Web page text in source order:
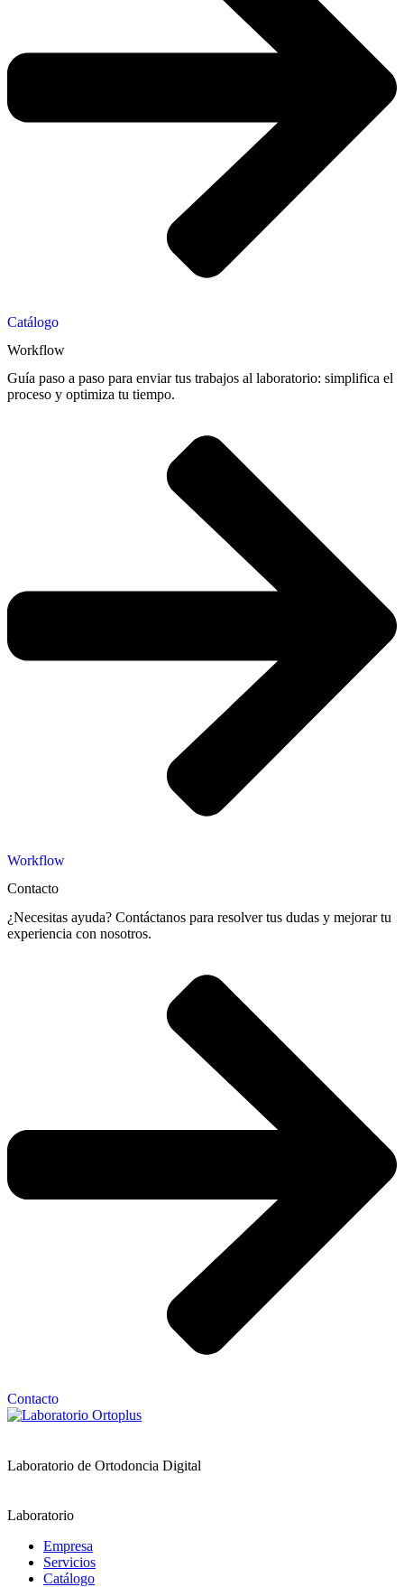
Catálogo
Workflow
Guía paso a paso para enviar tus trabajos al laboratorio: simplifica el
proceso y optimiza tu tiempo.
Workflow
Contacto
¿Necesitas ayuda? Contáctanos para resolver tus dudas y mejorar tu
experiencia con nosotros.
Contacto
Laboratorio de Ortodoncia Digital
Laboratorio
Empresa
Servicios
Catálogo